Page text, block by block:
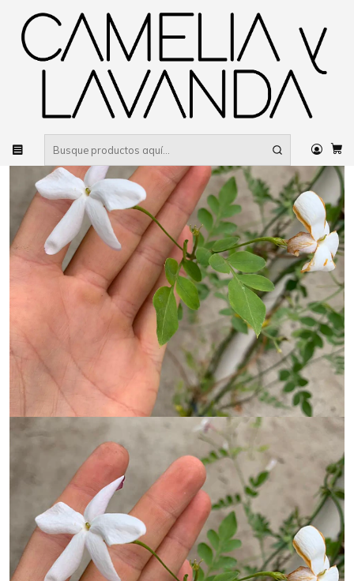
Inicio Planta Plantas Decorativas Jazmín español